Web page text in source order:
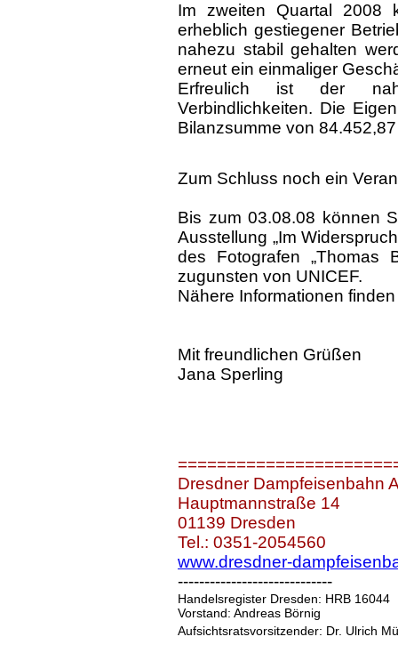
Im zweiten Quartal 2008
erheblich gestiegener
nahezu stabil gehalten
erneut ein einmaliger
Erfreulich ist der
Verbindlichkeiten. Die
Bilanzsumme von
Zum Schluss noch ein
Bis zum 03.08.08 können
Ausstellung „Im
des Fotografen „Thomas
zugunsten von UNICEF.
Nähere Informationen
Mit freundlichen Grüßen
Jana Sperling
Dresdner Dampfeisenbahn
Hauptmannstraße 14
01139 Dresden
Tel.: 0351-2054560
www.dresdner-
-----------------------------
Handelsregister Dresden: HRB 16044
Vorstand: Andreas Börnig
Aufsichtsratsvorsitzender: Dr. Ulrich